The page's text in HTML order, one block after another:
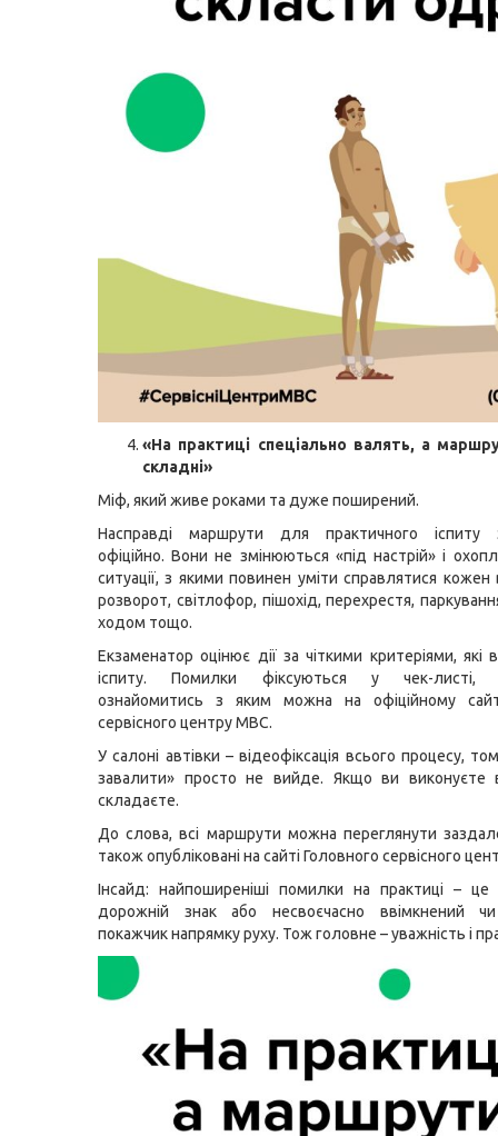
«На практиці спеціально валять, а
складні»
Міф, який живе роками та дуже поширений.
Насправді маршрути для практичного іспиту
офіційно. Вони не змінюються «під настрій» і
ситуації, з якими повинен уміти справлятися кожен
розворот, світлофор, пішохід, перехрестя,
ходом тощо.
Екзаменатор оцінює дії за чіткими критеріями, які
іспиту. Помилки фіксуються у чек-листі,
ознайомитись з яким можна на офіційному
сервісного центру МВС.
У салоні автівки – відеофіксація всього процесу,
завалити» просто не вийде. Якщо ви виконуєте
складаєте.
До слова, всі маршрути можна переглянути
також опубліковані на сайті Головного сервісного
Інсайд: найпоширеніші помилки на практиці – це
дорожній знак або несвоєчасно ввімкнений
покажчик напрямку руху. Тож головне – уважність і